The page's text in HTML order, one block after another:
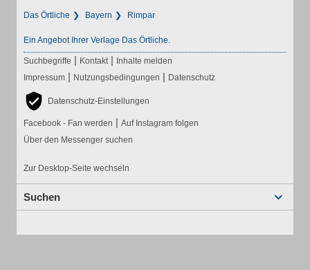
Das Örtliche Bayern Rimpar
Ein Angebot Ihrer Verlage Das Örtliche.
Suchbegriffe | Kontakt | Inhalte melden
Impressum | Nutzungsbedingungen | Datenschutz
Datenschutz-Einstellungen
Facebook - Fan werden | Auf Instagram folgen
Über den Messenger suchen
Zur Desktop-Seite wechseln
Suchen